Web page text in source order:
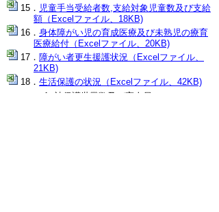
児童手当受給者数,支給対象児童数及び支給
額（Excelファイル、18KB)
身体障がい児の育成医療及び未熟児の療育
医療給付（Excelファイル、20KB)
障がい者更生援護状況（Excelファイル、
21KB)
生活保護の状況（Excelファイル、42KB)
被保護世帯数及び実人員